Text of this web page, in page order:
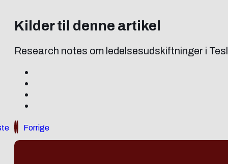
Kilder til denne artikel
Research notes om ledelsesudskiftninger i
Forrige